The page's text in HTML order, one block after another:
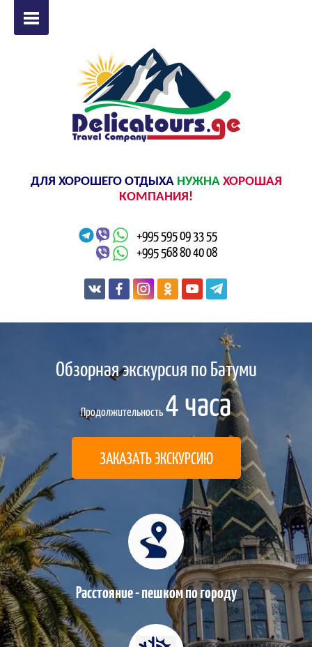
ДЛЯ ХОРОШЕГО ОТДЫХА НУЖНАХОРОШАЯ
КОМПАНИЯ!
+995 595 09 33 55
+995 568 80 40 08
Обзорная экскурсия по Батуми
Продолжительность 4 часа
ЗАКАЗАТЬ ЭКСКУРСИЮ
Расстояние - пешком по городу